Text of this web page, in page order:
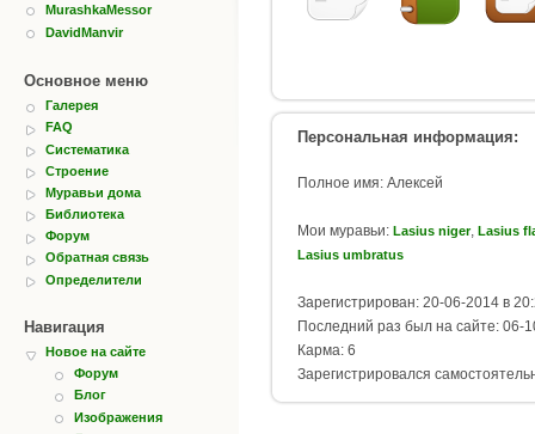
MurashkaMessor
DavidManvir
Основное меню
Галерея
FAQ
Систематика
Строение
Муравьи дома
Библиотека
Форум
Обратная связь
Определители
Навигация
Новое на сайте
Форум
Блог
Изображения
Персональная информация:
Полное имя: Алексей
Мои муравьи: Lasius niger, Lasius
Lasius umbratus
Зарегистрирован: 20-06-2014 в
Последний раз был на сайте: 06-
Карма: 6
Зарегистрировался